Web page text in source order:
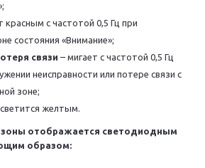
красным с частотой 0,5 Гц при
состояния «Внимание»;
связи – мигает с частотой 0,5 Гц
неисправности или потере связи с
зоне;
желтым.
зоны отображается светодиодным
образом: